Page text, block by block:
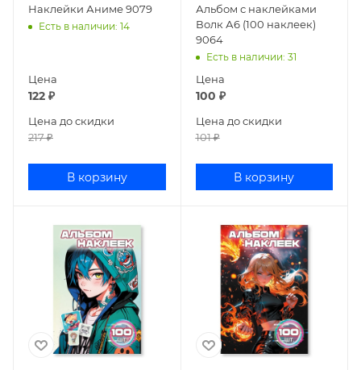
Наклейки Аниме 9079
Есть в наличии: 14
Цена
122 ₽
Цена до скидки
217₽
В корзину
Альбом с наклейками
Волк А6 (100 наклеек)
9064
Есть в наличии: 31
Цена
100 ₽
Цена до скидки
101₽
В корзину